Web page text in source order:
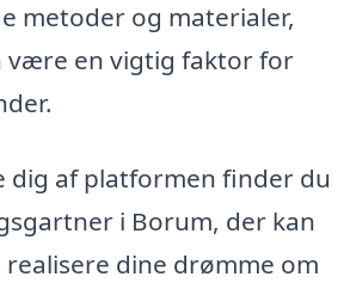
metoder og materialer,
være en vigtig faktor for
dig af platformen finder du
i Borum, der kan
dine drømme om